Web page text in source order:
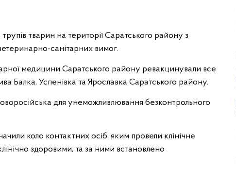
тварин на території Саратського району з
санітарних вимог.
медицини Саратського району ревакцинували все
Балка, Успенівка та Ярославка Саратського району.
для унеможливлювання безконтрольного
коло контактних осіб, яким провели клінічне
здоровими, та за ними встановлено